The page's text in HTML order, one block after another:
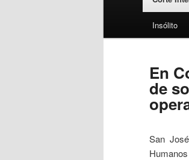
Insólito
En
de
San